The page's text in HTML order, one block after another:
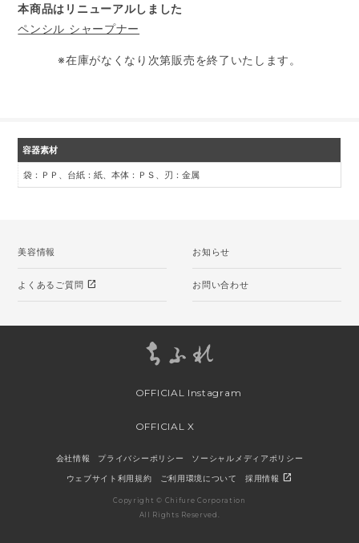
本商品はリニューアルしました
ペンシル シャープナー
※在庫がなくなり次第販売を終了いたします。
容器素材
袋：ＰＰ、台紙：紙、本体：ＰＳ、刃：金属
美容情報 お知らせ
よくあるご質問 open_in_new お問い合わせ
OFFICIAL Instagram
OFFICIAL X
会社情報 プライバシーポリシー ソーシャルメディアポリシー
ウェブサイト利用規約 ご利用環境について 採用情報 open_in_new
Copyright © Chifure Corporation
All Rights Reserved.